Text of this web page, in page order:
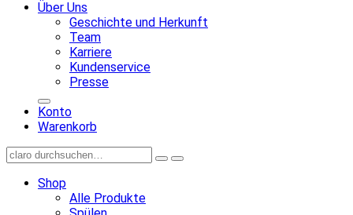
Über Uns
Geschichte und Herkunft
Team
Karriere
Kundenservice
Presse
Konto
Warenkorb
Shop
Alle Produkte